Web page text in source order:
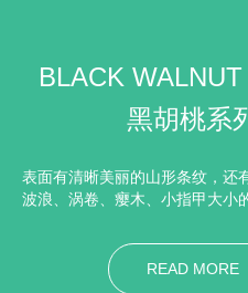
BLACK
黑胡桃系
表面有清晰美丽的山形条纹，还有
波浪、涡卷、瘿木、小指甲大
READ MORE